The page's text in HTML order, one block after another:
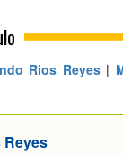
Rios Reyes|